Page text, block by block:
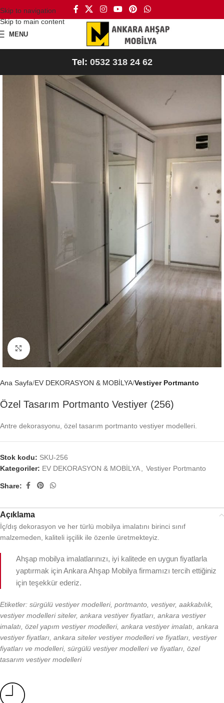
Skip to navigation
Skip to main content
MENU
Tel: 0532 318 24 62
Büyütmek için tıklayın
Ana Sayfa EV DEKORASYON & MOBİLYA Vestiyer Portmanto
Özel Tasarım Portmanto Vestiyer (256)
Antre dekorasyonu, özel tasarım portmanto vestiyer modelleri.
Stok kodu: SKU-256
Kategoriler: EV DEKORASYON & MOBİLYA Vestiyer Portmanto
Share:
Açıklama
İç/dış dekorasyon ve her türlü mobilya imalatını birinci sınıf
malzemeden, kaliteli işçilik ile özenle üretmekteyiz.
Ahşap mobilya imalatlarınızı, iyi kalitede en uygun fiyatlarla
yaptırmak için Ankara Ahşap Mobilya firmamızı tercih ettiğiniz
için teşekkür ederiz.
Etiketler: sürgülü vestiyer modelleri, portmanto, vestiyer, aakkabılık,
vestiyer modelleri siteler, ankara vestiyer fiyatları, ankara vestiyer
imalatı, özel yapım vestiyer modelleri, ankara vestiyer imalatı, ankara
vestiyer fiyatları, ankara siteler vestiyer modelleri ve fiyatları, vestiyer
fiyatları ve modelleri, sürgülü vestiyer modelleri ve fiyatları, özel
tasarım vestiyer modelleri